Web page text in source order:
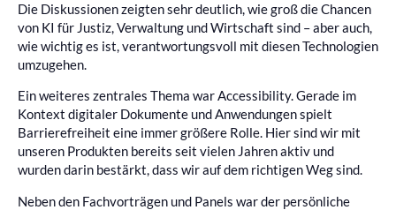
Die Diskussionen zeigten sehr deutlich, wie groß die Chancen
von KI für Justiz, Verwaltung und Wirtschaft sind – aber auch,
wie wichtig es ist, verantwortungsvoll mit diesen Technologien
umzugehen.
Ein weiteres zentrales Thema war Accessibility. Gerade im
Kontext digitaler Dokumente und Anwendungen spielt
Barrierefreiheit eine immer größere Rolle. Hier sind wir mit
unseren Produkten bereits seit vielen Jahren aktiv und
wurden darin bestärkt, dass wir auf dem richtigen Weg sind.
Neben den Fachvorträgen und Panels war der persönliche